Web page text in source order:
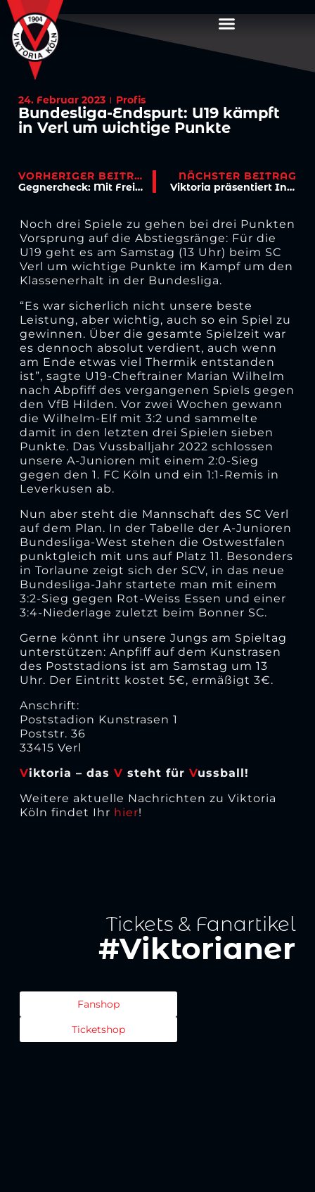
24. Februar 2023 Profis
Bundesliga-Endspurt: U19 kämpft
in Verl um wichtige Punkte
VORHERIGER BEITRAG
Gegnercheck: Mit Freiburg II kommt das nächste Top-Team nach Höhenberg
NÄCHSTER BEITRAG
Viktoria präsentiert Inklusionteams: Ü17-Premiere Sonntag in Aachen
Noch drei Spiele zu gehen bei drei Punkten
Vorsprung auf die Abstiegsränge: Für die
U19 geht es am Samstag (13 Uhr) beim SC
Verl um wichtige Punkte im Kampf um den
Klassenerhalt in der Bundesliga.
“Es war sicherlich nicht unsere beste
Leistung, aber wichtig, auch so ein Spiel zu
gewinnen. Über die gesamte Spielzeit war
es dennoch absolut verdient, auch wenn
am Ende etwas viel Thermik entstanden
ist”, sagte U19-Cheftrainer Marian Wilhelm
nach Abpfiff des vergangenen Spiels gegen
den VfB Hilden. Vor zwei Wochen gewann
die Wilhelm-Elf mit 3:2 und sammelte
damit in den letzten drei Spielen sieben
Punkte. Das Vussballjahr 2022 schlossen
unsere A-Junioren mit einem 2:0-Sieg
gegen den 1. FC Köln und ein 1:1-Remis in
Leverkusen ab.
Nun aber steht die Mannschaft des SC Verl
auf dem Plan. In der Tabelle der A-Junioren
Bundesliga-West stehen die Ostwestfalen
punktgleich mit uns auf Platz 11. Besonders
in Torlaune zeigt sich der SCV, in das neue
Bundesliga-Jahr startete man mit einem
3:2-Sieg gegen Rot-Weiss Essen und einer
3:4-Niederlage zuletzt beim Bonner SC.
Gerne könnt ihr unsere Jungs am Spieltag
unterstützen: Anpfiff auf dem Kunstrasen
des Poststadions ist am Samstag um 13
Uhr. Der Eintritt kostet 5€, ermäßigt 3€.
Anschrift:
Poststadion Kunstrasen 1
Poststr. 36
33415 Verl
Viktoria – das V steht für Vussball!
Weitere aktuelle Nachrichten zu Viktoria
Köln findet Ihr hier!
Tickets & Fanartikel
#Viktorianer
Fanshop
Ticketshop